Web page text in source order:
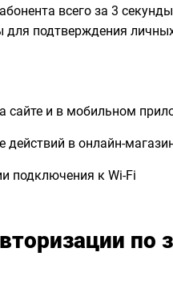
всего за 3
для подтверждения
сайте и в мобильном
действий в онлайн-
подключения к Wi-Fi
по